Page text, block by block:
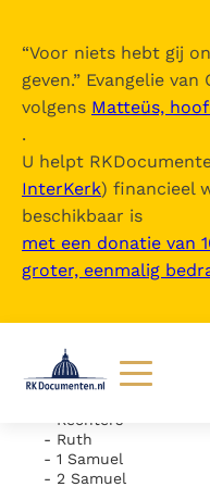
“Voor niets hebt gij
geven.” Evangelie
volgens Matteüs,
.
U helpt
InterKerk) financieel
beschikbaar is
met een donatie van
groter, eenmalig
Lezen
Documenten
De Bijbel
Inhoudsopgave
uitklappen
- Oude Testament
- Exodus
- Numeri
- Deuteronomium
- Rechters
- Ruth
- 1 Samuel
- 2 Samuel
- Hoofdstuk 8